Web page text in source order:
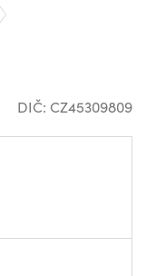
DIČ: CZ45309809